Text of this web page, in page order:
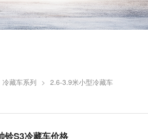
冷藏车系列 > 2.6-3.9米小型冷藏车
铃S3冷藏车价格